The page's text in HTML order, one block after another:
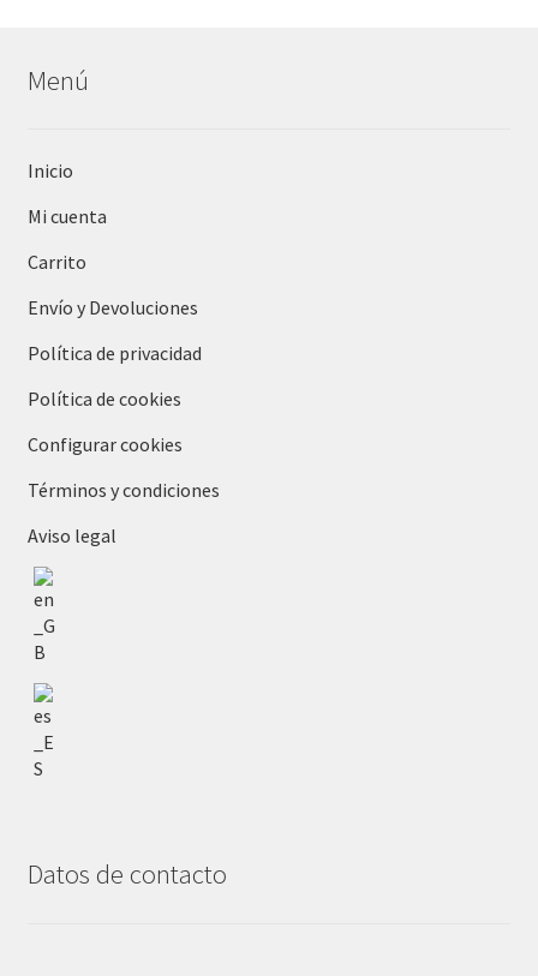
Menú
Inicio
Mi cuenta
Carrito
Envío y Devoluciones
Política de privacidad
Política de cookies
Configurar cookies
Términos y condiciones
Aviso legal
Datos de contacto